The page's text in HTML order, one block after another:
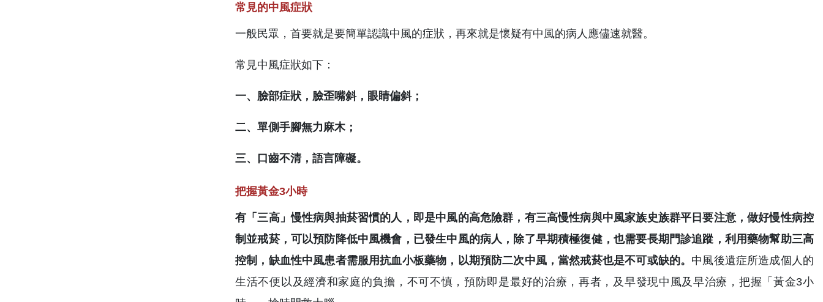
常見的中風症狀
一般民眾，首要就是要簡單認識中風的症狀，再來就是懷疑有中風的病人應儘速就醫。
常見中風症狀如下：
一、臉部症狀，臉歪嘴斜，眼睛偏斜；
二、單側手腳無力麻木；
三、口齒不清，語言障礙。
把握黃金3小時
有「三高」慢性病與抽菸習慣的人，即是中風的高危險群，有三高慢性病與中風家族史族群平日要注意，做好慢性病控
制並戒菸，可以預防降低中風機會，已發生中風的病人，除了早期積極復健，也需要長期門診追蹤，利用藥物幫助三高
控制，缺血性中風患者需服用抗血小板藥物，以期預防二次中風，當然戒菸也是不可或缺的。 中風後遺症所造成個人的
生活不便以及經濟和家庭的負擔，不可不慎，預防即是最好的治療，再者，及早發現中風及早治療，把握「黃金3小